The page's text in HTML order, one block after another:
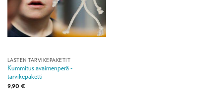
LASTEN TARVIKEPAKETIT
Kummitus avaimenperä -
tarvikepaketti
9,90 €